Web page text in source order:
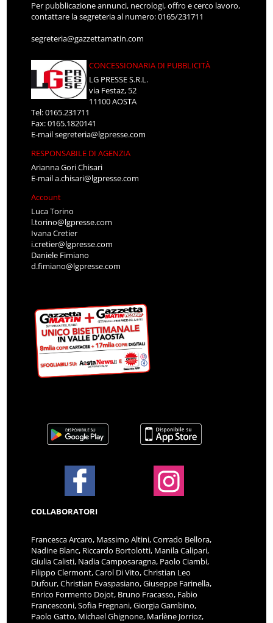
Per pubblicazione annunci, necrologi, offro e cerco lavoro,
contattare la segreteria al numero: 0165/231711
segreteria@gazzettamatin.com
CONCESSIONARIA DI PUBBLICITÀ
LG PRESSE S.R.L.
via Festaz, 52
11100 AOSTA
Tel: 0165.231711
Fax: 0165.1820141
E-mailsegreteria@lgpresse.com
RESPONSABILE DI AGENZIA
Arianna Gori Chisari
E-maila.chisari@lgpresse.com
Account
Luca Torino
l.torino@lgpresse.com
Ivana Cretier
i.cretier@lgpresse.com
Daniele Fimiano
d.fimiano@lgpresse.com
COLLABORATORI
Francesca Arcaro, Massimo Altini, Corrado Bellora,
Nadine Blanc, Riccardo Bortolotti, Manila Calipari,
Giulia Calisti, Nadia Camposaragna, Paolo Ciambi,
Filippo Clermont, Carol Di Vito, Christian Leo
Dufour, Christian Evaspasiano, Giuseppe Farinella,
Enrico Formento Dojot, Bruno Fracasso, Fabio
Francesconi, Sofia Fregnani, Giorgia Gambino,
Paolo Gatto, Michael Ghignone, Marlène Jorrioz,